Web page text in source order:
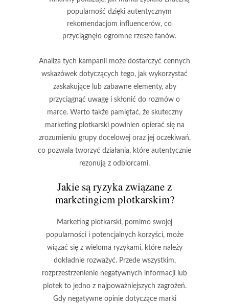
popularność dzięki autentycznym
rekomendacjom influencerów, co
przyciągnęło ogromne rzesze fanów.
Analiza tych kampanii może dostarczyć cennych
wskazówek dotyczących tego, jak wykorzystać
zaskakujące lub zabawne elementy, aby
przyciągnąć uwagę i skłonić do rozmów o
marce. Warto także pamiętać, że skuteczny
marketing plotkarski powinien opierać się na
zrozumieniu grupy docelowej oraz jej oczekiwań,
co pozwala tworzyć działania, które autentycznie
rezonują z odbiorcami.
Jakie są ryzyka związane z
marketingiem plotkarskim?
Marketing plotkarski, pomimo swojej
popularności i potencjalnych korzyści, może
wiązać się z wieloma ryzykami, które należy
dokładnie rozważyć. Przede wszystkim,
rozprzestrzenienie negatywnych informacji lub
plotek to jedno z najpoważniejszych zagrożeń.
Gdy negatywne opinie dotyczące marki